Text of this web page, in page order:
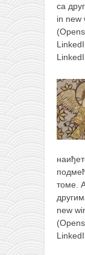
са
in new
томе.
new